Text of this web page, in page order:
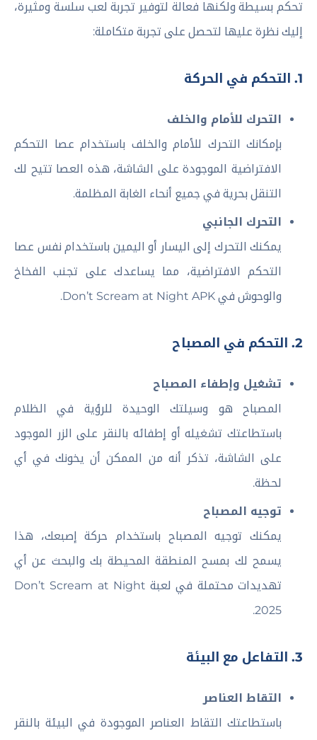
تحكم بسيطة ولكنها فعالة لتوفير تجربة لعب سلسة ومثيرة،
إليك نظرة عليها لتحصل على تجربة متكاملة:
1. التحكم في الحركة
التحرك للأمام والخلف
بإمكانك التحرك للأمام والخلف باستخدام عصا التحكم
الافتراضية الموجودة على الشاشة، هذه العصا تتيح لك
التنقل بحرية في جميع أنحاء الغابة المظلمة.
التحرك الجانبي
يمكنك التحرك إلى اليسار أو اليمين باستخدام نفس عصا
التحكم الافتراضية، مما يساعدك على تجنب الفخاخ
والوحوش في Don’t Scream at Night APK.
2. التحكم في المصباح
تشغيل وإطفاء المصباح
المصباح هو وسيلتك الوحيدة للرؤية في الظلام
باستطاعتك تشغيله أو إطفائه بالنقر على الزر الموجود
على الشاشة، تذكر أنه من الممكن أن يخونك في أي
لحظة.
توجيه المصباح
يمكنك توجيه المصباح باستخدام حركة إصبعك، هذا
يسمح لك بمسح المنطقة المحيطة بك والبحث عن أي
تهديدات محتملة في لعبة Don’t Scream at Night
2025.
3. التفاعل مع البيئة
التقاط العناصر
باستطاعتك التقاط العناصر الموجودة في البيئة بالنقر